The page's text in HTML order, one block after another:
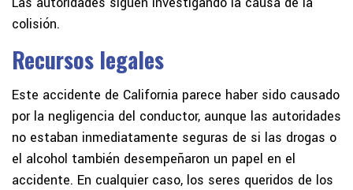
colisión.
Recursos legales
Este accidente de California parece haber sido causado
por la negligencia del conductor, aunque las autoridades
no estaban inmediatamente seguras de si las drogas o
el alcohol también desempeñaron un papel en el
accidente. En cualquier caso, los seres queridos de los